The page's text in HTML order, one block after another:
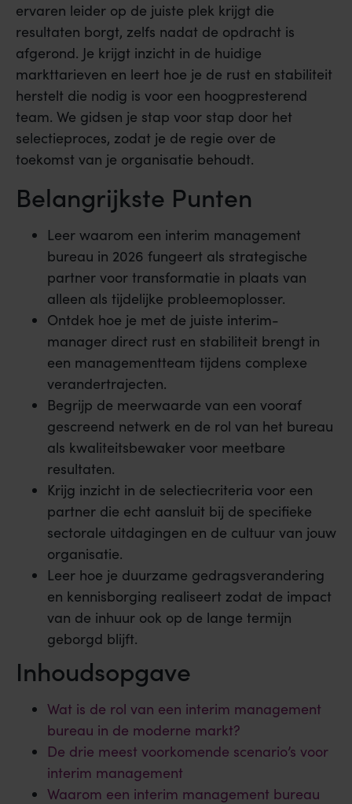
ervaren leider op de juiste plek krijgt die
resultaten borgt, zelfs nadat de opdracht is
afgerond. Je krijgt inzicht in de huidige
markttarieven en leert hoe je de rust en stabiliteit
herstelt die nodig is voor een hoogpresterend
team. We gidsen je stap voor stap door het
selectieproces, zodat je de regie over de
toekomst van je organisatie behoudt.
Belangrijkste Punten
Leer waarom een interim management
bureau in 2026 fungeert als strategische
partner voor transformatie in plaats van
alleen als tijdelijke probleemoplosser.
Ontdek hoe je met de juiste interim-
manager direct rust en stabiliteit brengt in
een managementteam tijdens complexe
verandertrajecten.
Begrijp de meerwaarde van een vooraf
gescreend netwerk en de rol van het bureau
als kwaliteitsbewaker voor meetbare
resultaten.
Krijg inzicht in de selectiecriteria voor een
partner die echt aansluit bij de specifieke
sectorale uitdagingen en de cultuur van jouw
organisatie.
Leer hoe je duurzame gedragsverandering
en kennisborging realiseert zodat de impact
van de inhuur ook op de lange termijn
geborgd blijft.
Inhoudsopgave
Wat is de rol van een interim management
bureau in de moderne markt?
De drie meest voorkomende scenario’s voor
interim management
Waarom een interim management bureau